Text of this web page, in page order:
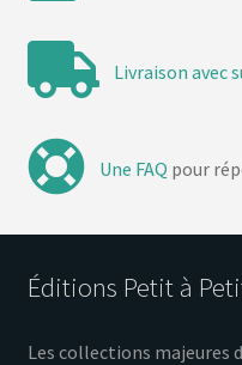
Livraison avec
Une FAQ pour
Éditions Petit à
Les collections majeures